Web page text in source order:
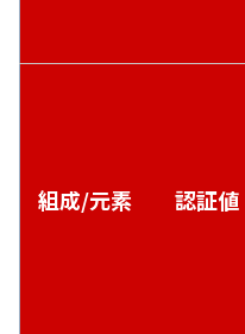
組成/元素 認証値